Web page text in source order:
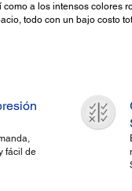
a los intensos
todo con un bajo costo
fácil de